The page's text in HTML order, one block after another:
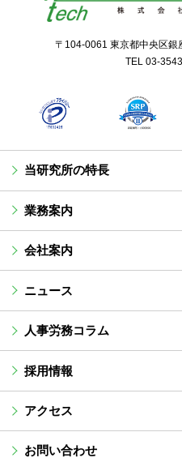
〒104-0061 東京都中央区
TEL 03-
当研究所の特長
業務案内
会社案内
ニュース
人事労務コラム
採用情報
アクセス
お問い合わせ